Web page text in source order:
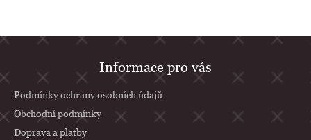
á
a
Informace pro vás
Podmínky ochrany osobních údajů
Obchodní podmínky
Doprava a platby